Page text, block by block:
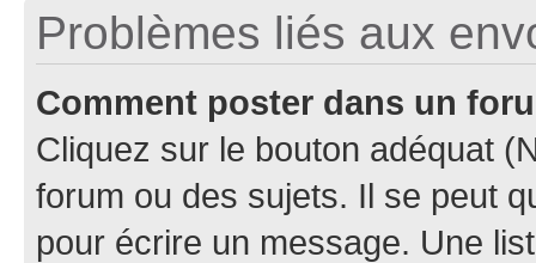
Problèmes liés aux
Comment poster dans un
Cliquez sur le bouton adéquat
forum ou des sujets. Il se peut
pour écrire un message. Une